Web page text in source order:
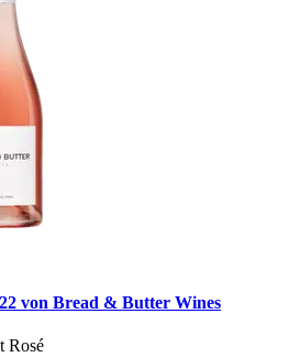
von Bread & Butter Wines
Rosé